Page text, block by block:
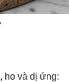
ho và dị ứng: